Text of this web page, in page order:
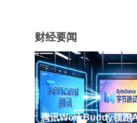
财经要闻
腾讯WorkBuddy领跑